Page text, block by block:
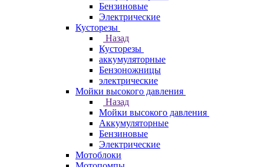
Бензиновые
Электрические
Кусторезы
Назад
Кусторезы
аккумуляторные
Бензоножницы
электрические
Мойки высокого давления
Назад
Мойки высокого давления
Аккумуляторные
Бензиновые
Электрические
Мотоблоки